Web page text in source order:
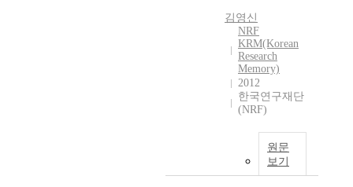
김영신
NRF
KRM(Korean
Research
Memory)
2012
한국연구재단
(NRF)
원문
보기